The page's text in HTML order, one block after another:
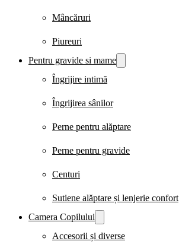
Mâncăruri
Piureuri
Pentru gravide si mame
Îngrijire intimă
Îngrijirea sânilor
Perne pentru alăptare
Perne pentru gravide
Centuri
Sutiene alăptare și lenjerie confort
Camera Copilului
Accesorii și diverse